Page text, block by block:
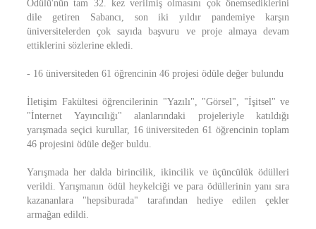
Ödülü'nün tam 32. kez verilmiş olmasını çok önemsediklerini
dile getiren Sabancı, son iki yıldır pandemiye karşın
üniversitelerden çok sayıda başvuru ve proje almaya devam
ettiklerini sözlerine ekledi.
- 16 üniversiteden 61 öğrencinin 46 projesi ödüle değer bulundu
İletişim Fakültesi öğrencilerinin "Yazılı", "Görsel", "İşitsel" ve
"İnternet Yayıncılığı" alanlarındaki projeleriyle katıldığı
yarışmada seçici kurullar, 16 üniversiteden 61 öğrencinin toplam
46 projesini ödüle değer buldu.
Yarışmada her dalda birincilik, ikincilik ve üçüncülük ödülleri
verildi. Yarışmanın ödül heykelciği ve para ödüllerinin yanı sıra
kazananlara "hepsiburada" tarafından hediye edilen çekler
armağan edildi.